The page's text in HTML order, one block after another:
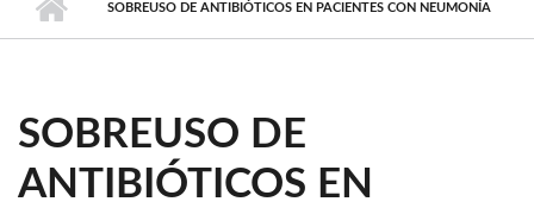
SOBREUSO DE ANTIBIÓTICOS EN PACIENTES CON NEUMONÍA
SOBREUSO DE
ANTIBIÓTICOS EN